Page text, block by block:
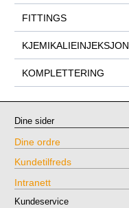
FITTINGS
KJEMIKALIEINJEKSJON
KOMPLETTERING
Dine sider
Dine ordre
Kundetilfreds
Intranett
Kundeservice